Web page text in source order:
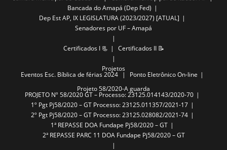
Bancada do Amapá (Dep Fed)
Dep Est AP, IX LEGISLATURA (2023/2027) [ATUAL]
Senadores por UF – Amapá
Certificados I 📃 Certificados II 📝
Projetos
Eventos Esc. Bíblica de férias 2024
Ponto Eletrônico On-line
Projeto 58/2020-A guarda
PROJETO Nº 58/2020 GT – Processo: 23125.014143/2020-70
1º Pgt Pj58/2020 – GT Processo: 23125.011357/2021-17
2º Pgt Pj58/2020 – GT Processo: 23125.028082/2021-74
1ª REPASSE DOA Fundape Pj58/2020 – GT
2ª REPASSE PARC 11 DOA Fundape Pj58/2020 – GT